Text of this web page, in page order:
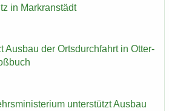
in Markran­städt
Aus­bau der Orts­durch­fahrt in Ot­ter­
un­ter­stützt Aus­bau